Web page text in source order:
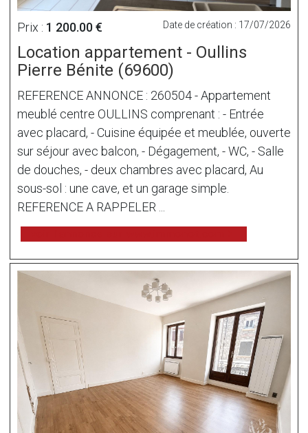
Prix : 1 200.00 € Date de création : 17/07/2026
Location appartement - Oullins
Pierre Bénite (69600)
REFERENCE ANNONCE : 260504 - Appartement
meublé centre OULLINS comprenant : - Entrée
avec placard, - Cuisine équipée et meublée, ouverte
sur séjour avec balcon, - Dégagement, - WC, - Salle
de douches, - deux chambres avec placard, Au
sous-sol : une cave, et un garage simple.
REFERENCE A RAPPELER ...